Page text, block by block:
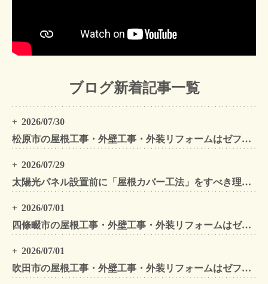
ブログ新着記事一覧
2026/07/30
松原市の屋根工事・外壁工事・外装リフォームはゼファン！松原市内の工事事例もご紹介
2026/07/29
太陽光パネル設置前に「屋根カバー工法」をすべき理由！葺き替えとの違いや費用・雨漏り対策をプロが解説
2026/07/01
四條畷市の屋根工事・外壁工事・外装リフォームはゼファン！四條畷内の工事事例もご紹介
2026/07/01
吹田市の屋根工事・外壁工事・外装リフォームはゼファン！吹田市内の工事事例もご紹介